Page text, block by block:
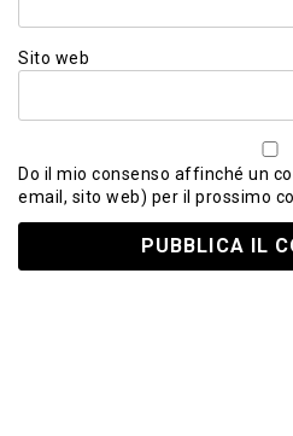
Sito web
Do il mio consenso affinché un
email, sito web) per il prossimo